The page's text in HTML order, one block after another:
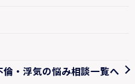
倫・浮気の悩み相談一覧へ